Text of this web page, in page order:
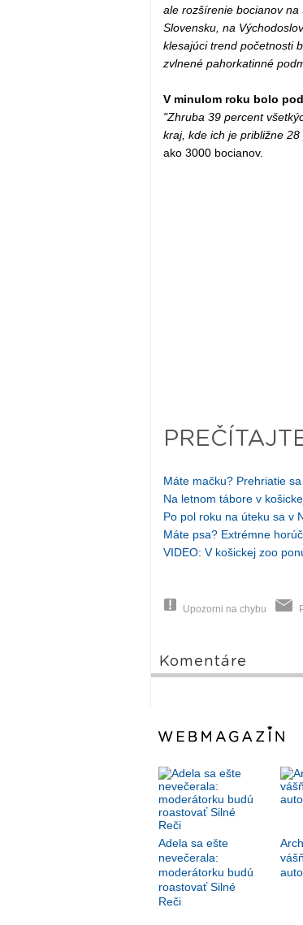
ale rozšírenie bocianov
Slovensku, na
klesajúci trend početnosti
zvlnené pahorkatinné
V minulom roku bolo
"Zhruba 39 percent
kraj, kde ich je približne 28
ako 3000 bocianov.
Máte mačku? Prehriatie
Na letnom tábore v
Po pol roku na úteku sa v
Máte psa? Extrémne
VIDEO: V košickej zoo
Upozorni na chybu
Komentáre
Adela sa ešte
nevečerala:
moderátorku budú
roastovať Silné
Reči